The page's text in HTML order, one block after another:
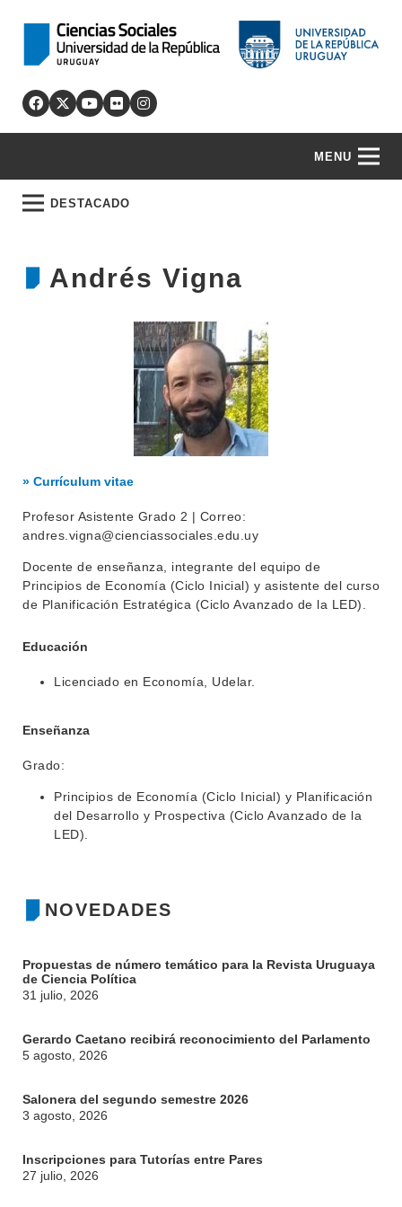
MENU
SERVICIOS
NOTICIAS
DESTACADO
BEDELÍA
EVA FCS
MOVILIDAD ACADÉMICA
NOVEDADES
Propuestas de número temático para la Revista Uruguaya
de Ciencia Política
31 julio, 2026
Gerardo Caetano recibirá reconocimiento del Parlamento
5 agosto, 2026
Salonera del segundo semestre 2026
3 agosto, 2026
Inscripciones para Tutorías entre Pares
27 julio, 2026
Andrés Vigna
» Currículum vitae
Profesor Asistente Grado 2 | Correo:
andres.vigna@cienciassociales.edu.uy
Docente de enseñanza, integrante del equipo de
Principios de Economía (Ciclo Inicial) y asistente del curso
de Planificación Estratégica (Ciclo Avanzado de la LED).
Educación
Licenciado en Economía, Udelar.
Enseñanza
Grado:
Principios de Economía (Ciclo Inicial) y Planificación
del Desarrollo y Prospectiva (Ciclo Avanzado de la
LED).